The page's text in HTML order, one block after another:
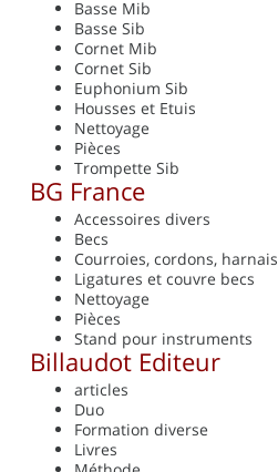
Basse Mib
Basse Sib
Cornet Mib
Cornet Sib
Euphonium Sib
Housses et Etuis
Nettoyage
Pièces
Trompette Sib
BG France
Accessoires divers
Becs
Courroies, cordons, harnais
Ligatures et couvre becs
Nettoyage
Pièces
Stand pour instruments
Billaudot Editeur
articles
Duo
Formation diverse
Livres